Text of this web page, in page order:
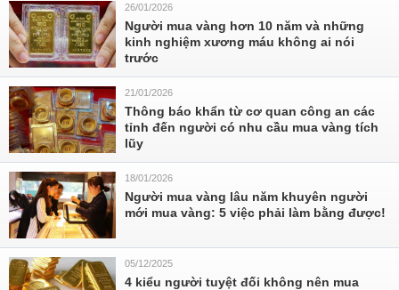
26/01/2026
Người mua vàng hơn 10 năm và những
kinh nghiệm xương máu không ai nói
trước
21/01/2026
Thông báo khẩn từ cơ quan công an các
tỉnh đến người có nhu cầu mua vàng tích
lũy
18/01/2026
Người mua vàng lâu năm khuyên người
mới mua vàng: 5 việc phải làm bằng được!
05/12/2025
4 kiểu người tuyệt đối không nên mua